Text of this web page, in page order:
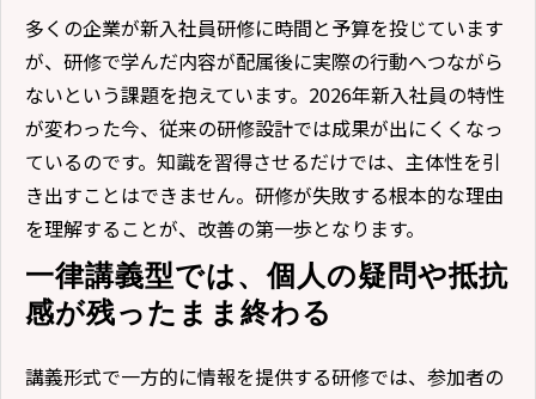
多くの企業が新入社員研修に時間と予算を投じています
が、研修で学んだ内容が配属後に実際の行動へつながら
ないという課題を抱えています。2026年新入社員の特性
が変わった今、従来の研修設計では成果が出にくくなっ
ているのです。知識を習得させるだけでは、主体性を引
き出すことはできません。研修が失敗する根本的な理由
を理解することが、改善の第一歩となります。
一律講義型では、個人の疑問や抵抗
感が残ったまま終わる
講義形式で一方的に情報を提供する研修では、参加者の